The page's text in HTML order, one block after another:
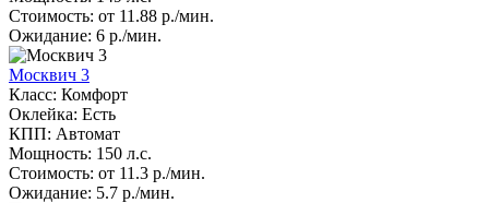
Стоимость: от 11.88 р./мин.
Ожидание: 6 р./мин.
Москвич 3
Класс: Комфорт
Оклейка: Есть
КПП: Автомат
Мощность: 150 л.с.
Стоимость: от 11.3 р./мин.
Ожидание: 5.7 р./мин.